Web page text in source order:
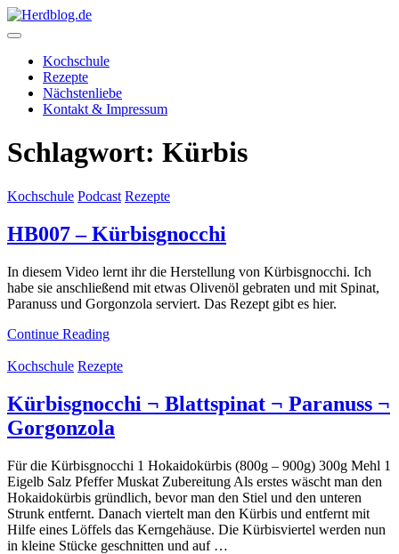
Skip
to
Herdblog.de
Kochschule
Rezepte
Nächstenliebe
Kontakt & Impressum
Schlagwort: Kürbis
Kochschule Podcast Rezepte
HB007 – Kürbisgnocchi
In diesem Video lernt ihr die Herstellung von Kürbisgnocchi. Ich
habe sie anschließend mit etwas Olivenöl gebraten und mit Spinat,
Paranuss und Gorgonzola serviert. Das Rezept gibt es hier.
Continue Reading
Kochschule Rezepte
Kürbisgnocchi ¬ Blattspinat ¬ Paranuss ¬
Gorgonzola
Für die Kürbisgnocchi 1 Hokaidokürbis (800g – 900g) 300g Mehl 1
Eigelb Salz Pfeffer Muskat Zubereitung Als erstes wäscht man den
Hokaidokürbis gründlich, bevor man den Stiel und den unteren
Strunk entfernt. Danach viertelt man den Kürbis und entfernt mit
Hilfe eines Löffels das Kerngehäuse. Die Kürbisviertel werden nun
in kleine Stücke geschnitten und auf …